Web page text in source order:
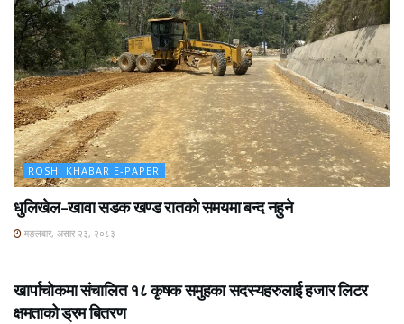
ROSHI KHABAR E-PAPER
धुलिखेल–खावा सडक खण्ड रातको समयमा बन्द नहुने
मङ्लबार, असार २३, २०८३
खार्पाचोकमा संचालित १८ कृषक समुहका सदस्यहरुलाई हजार लिटर
क्षमताको ड्रम बितरण